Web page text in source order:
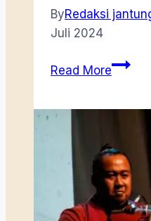
ByRedaksi
Juli 2024
Read MoreTradisi